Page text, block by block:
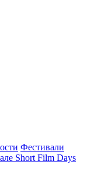
Фестивали
Short Film Days